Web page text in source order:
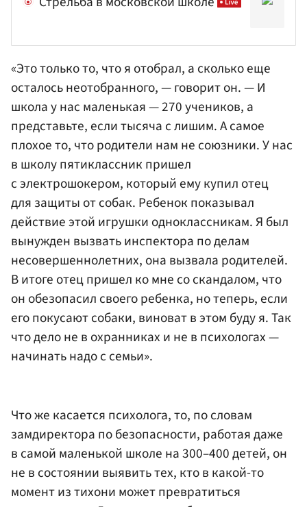
«Это только то, что я отобрал, а сколько еще
осталось неотобранного, — говорит он. — И
школа у нас маленькая — 270 учеников, а
представьте, если тысяча с лишим. А самое
плохое то, что родители нам не союзники. У нас
в школу пятиклассник пришел
с электрошокером, который ему купил отец
для защиты от собак. Ребенок показывал
действие этой игрушки одноклассникам. Я был
вынужден вызвать инспектора по делам
несовершеннолетних, она вызвала родителей.
В итоге отец пришел ко мне со скандалом, что
он обезопасил своего ребенка, но теперь, если
его покусают собаки, виноват в этом буду я. Так
что дело не в охранниках и не в психологах —
начинать надо с семьи».
Что же касается психолога, то, по словам
замдиректора по безопасности, работая даже
в самой маленькой школе на 300–400 детей, он
не в состоянии выявить тех, кто в какой-то
момент из тихони может превратиться